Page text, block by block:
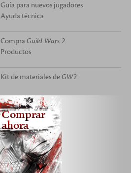
Guía para nuevos jugadores
Ayuda técnica
CompraGuild Wars 2
Productos
Kit de materiales deGW2
Comprar
ahora